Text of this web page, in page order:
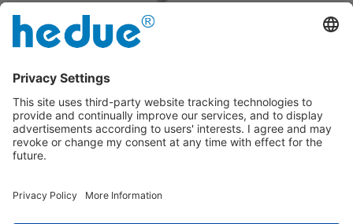
articol
1085-21
2,70 €
Număr articol
Rändelschraube M8 10
mm
1085-3